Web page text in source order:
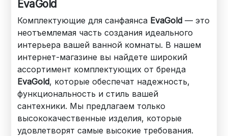
EvaGold
Комплектующие для санфаянса EvaGold — это
неотъемлемая часть создания идеального
интерьера вашей ванной комнаты. В нашем
интернет-магазине вы найдете широкий
ассортимент комплектующих от бренда
EvaGold, которые обеспечат надежность,
функциональность и стиль вашей
сантехники. Мы предлагаем только
высококачественные изделия, которые
удовлетворят самые высокие требования.